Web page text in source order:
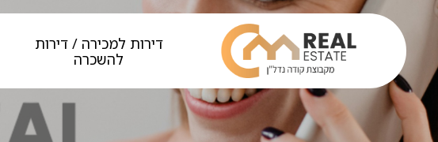
דירות למכירה / דירות
להשכרה